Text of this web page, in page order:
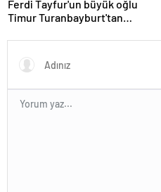
Ferdi Tayfur'un büyük oğlu
Timur Turanbayburt'tan